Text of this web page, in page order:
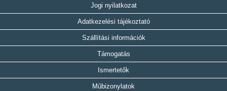
Jogi nyilatkozat
Adatkezelési tájékoztató
Szállítási információk
Támogatás
Ismertetők
Műbizonylatok